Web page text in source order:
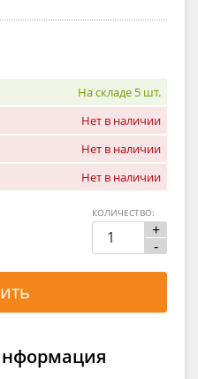
На складе 5 шт.
Нет в наличии
Нет в наличии
Нет в наличии
+
-
КОЛИЧЕСТВО: